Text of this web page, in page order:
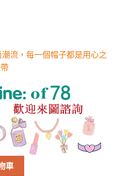
流，每一個帽子都是用心之
，每一個帽子都是用心之作！真皮帽釘
車